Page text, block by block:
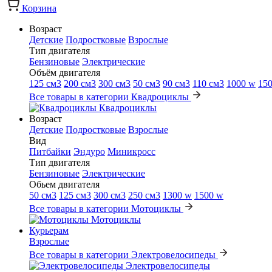
Корзина
Возраст
Детские Подростковые Взрослые
Тип двигателя
Бензиновые Электрические
Объём двигателя
125 см3 200 см3 300 см3 50 см3 90 см3 110 см3 1000 w
Все товары в категории Квадроциклы
Квадроциклы
Возраст
Детские Подростковые Взрослые
Вид
Питбайки Эндуро Миникросс
Тип двигателя
Бензиновые Электрические
Обьем двигателя
50 см3 125 см3 300 см3 250 см3 1300 w 1500 w
Все товары в категории Мотоциклы
Мотоциклы
Курьерам
Взрослые
Все товары в категории Электровелосипеды
Электровелосипеды